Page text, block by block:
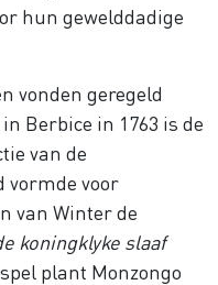
hun gewelddadige
vonden geregeld
Berbice in 1763 is de
van de
vormde voor
van Winter de
koningklyke slaaf
plant Monzongo